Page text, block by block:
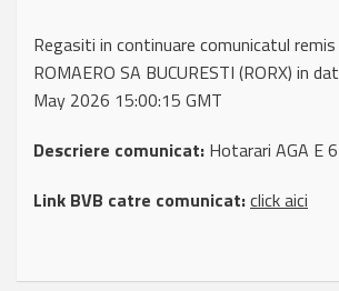
Regasiti in continuare comunicatul
ROMAERO SA BUCURESTI (RORX) in
May 2026 15:00:15 GMT
Descriere comunicat: Hotarari AGA E
Link BVB catre comunicat:click aici